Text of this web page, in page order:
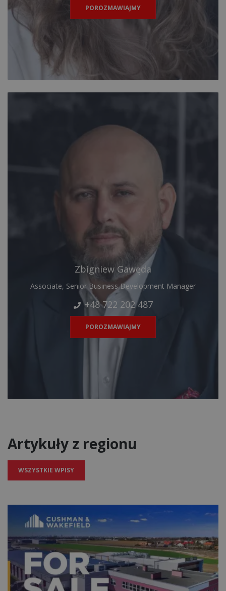
POROZMAWIAJMY
Zbigniew Gawęda
Associate, Senior Business Development Manager
+48 722 202 487
POROZMAWIAJMY
Artykuły z regionu
WSZYSTKIE WPISY